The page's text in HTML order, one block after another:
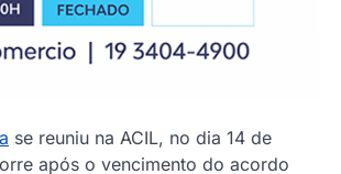
se reuniu na ACIL, no dia 14 de
após o vencimento do acordo